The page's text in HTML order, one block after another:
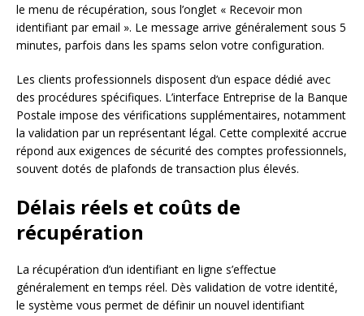
le menu de récupération, sous l’onglet « Recevoir mon
identifiant par email ». Le message arrive généralement sous 5
minutes, parfois dans les spams selon votre configuration.
Les clients professionnels disposent d’un espace dédié avec
des procédures spécifiques. L’interface Entreprise de la Banque
Postale impose des vérifications supplémentaires, notamment
la validation par un représentant légal. Cette complexité accrue
répond aux exigences de sécurité des comptes professionnels,
souvent dotés de plafonds de transaction plus élevés.
Délais réels et coûts de
récupération
La récupération d’un identifiant en ligne s’effectue
généralement en temps réel. Dès validation de votre identité,
le système vous permet de définir un nouvel identifiant